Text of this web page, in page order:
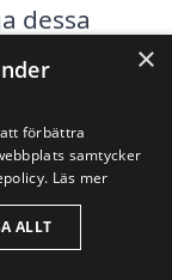
dessa
lösningen
Använd
enkelt få
området
×
förbättra
samtycker
Läs mer
ALLT